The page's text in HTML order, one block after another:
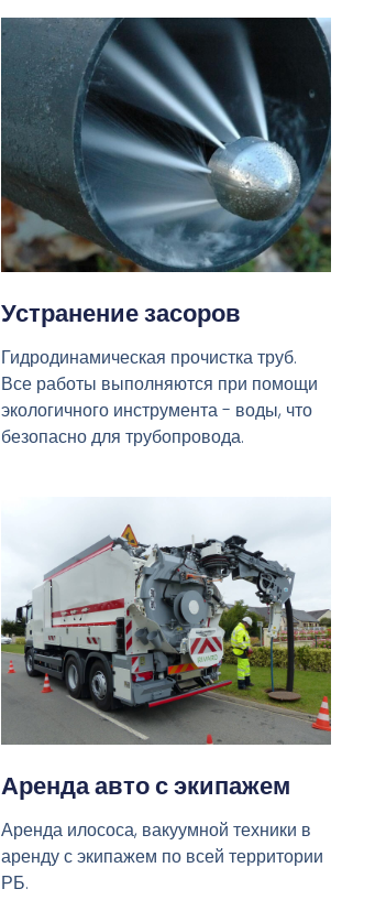
Устранение засоров
Гидродинамическая прочистка труб.
Все работы выполняются при помощи
экологичного инструмента - воды, что
безопасно для трубопровода.
Аренда авто с экипажем
Аренда илососа, вакуумной техники в
аренду с экипажем по всей территории
РБ.